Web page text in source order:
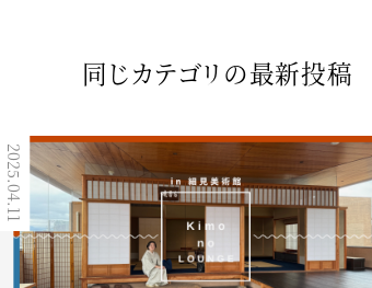
同じカテゴリの最新投稿
2025.04.11
2024.08.29